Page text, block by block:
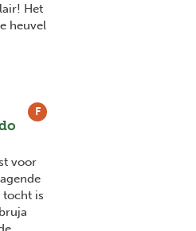
Het
heuvel
de
Rio
F
voor
tocht is